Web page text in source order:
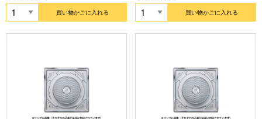
買い物かごに入れる 買い物かごに入れる